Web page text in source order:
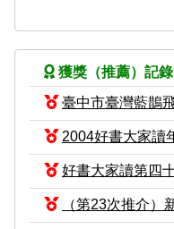
獲獎（推薦）記錄
臺中市臺灣藍鵲
2004好書大家讀
好書大家讀第四
（第23次推介）